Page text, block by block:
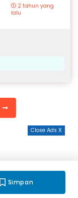
2 tahun yang
lalu
Close Ads X
Simpan